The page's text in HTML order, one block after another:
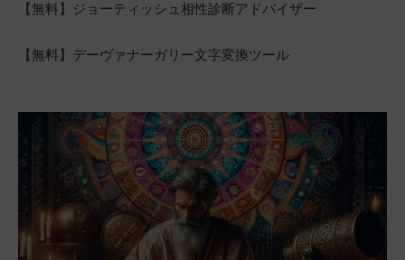
【無料】ジョーティッシュ相性診断アドバイザー
【無料】デーヴァナーガリー文字変換ツール